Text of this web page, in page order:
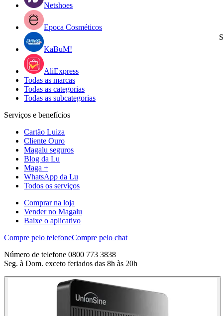
Netshoes
Epoca Cosméticos
KaBuM!
AliExpress
Todas as marcas
Todas as categorias
Todas as subcategorias
Serviços e benefícios
Cartão Luiza
Cliente Ouro
Magalu seguros
Blog da Lu
Maga +
WhatsApp da Lu
Todos os serviços
Comprar na loja
Vender no Magalu
Baixe o aplicativo
Compre pelo telefoneCompre pelo chat
Número de telefone 0800 773 3838
Seg. à Dom. exceto feriados das 8h às 20h